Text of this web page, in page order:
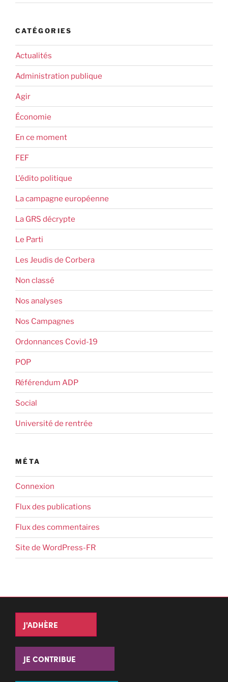
CATÉGORIES
Actualités
Administration publique
Agir
Économie
En ce moment
FEF
L'édito politique
La campagne européenne
La GRS décrypte
Le Parti
Les Jeudis de Corbera
Non classé
Nos analyses
Nos Campagnes
Ordonnances Covid-19
POP
Référendum ADP
Social
Université de rentrée
MÉTA
Connexion
Flux des publications
Flux des commentaires
Site de WordPress-FR
J'ADHÈRE
JE CONTRIBUE